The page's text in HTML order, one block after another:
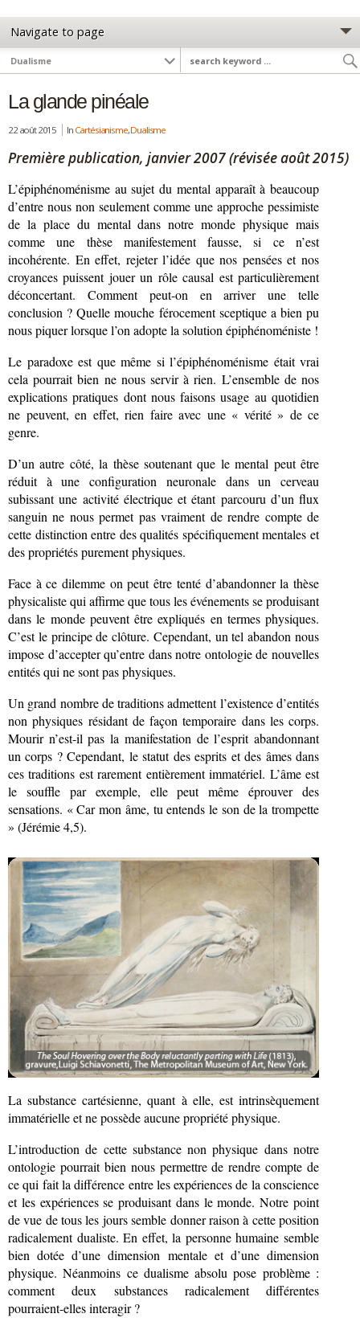
La glande pinéale
22 août 2015 In Cartésianisme,Dualisme
Première publication, janvier 2007 (révisée août 2015)
L’épiphénoménisme au sujet du mental apparaît à beaucoup
d’entre nous non seulement comme une approche pessimiste
de la place du mental dans notre monde physique mais
comme une thèse manifestement fausse, si ce n’est
incohérente. En effet, rejeter l’idée que nos pensées et nos
croyances puissent jouer un rôle causal est particulièrement
déconcertant. Comment peut-on en arriver une telle
conclusion ? Quelle mouche férocement sceptique a bien pu
nous piquer lorsque l’on adopte la solution épiphénoméniste !
Le paradoxe est que même si l’épiphénoménisme était vrai
cela pourrait bien ne nous servir à rien. L’ensemble de nos
explications pratiques dont nous faisons usage au quotidien
ne peuvent, en effet, rien faire avec une « vérité » de ce
genre.
D’un autre côté, la thèse soutenant que le mental peut être
réduit à une configuration neuronale dans un cerveau
subissant une activité électrique et étant parcouru d’un flux
sanguin ne nous permet pas vraiment de rendre compte de
cette distinction entre des qualités spécifiquement mentales et
des propriétés purement physiques.
Face à ce dilemme on peut être tenté d’abandonner la thèse
physicaliste qui affirme que tous les événements se produisant
dans le monde peuvent être expliqués en termes physiques.
C’est le principe de clôture. Cependant, un tel abandon nous
impose d’accepter qu’entre dans notre ontologie de nouvelles
entités qui ne sont pas physiques.
Un grand nombre de traditions admettent l’existence d’entités
non physiques résidant de façon temporaire dans les corps.
Mourir n’est-il pas la manifestation de l’esprit abandonnant
un corps ? Cependant, le statut des esprits et des âmes dans
ces traditions est rarement entièrement immatériel. L’âme est
le souffle par exemple, elle peut même éprouver des
sensations. « Car mon âme, tu entends le son de la trompette
» (Jérémie 4,5).
La substance cartésienne, quant à elle, est intrinsèquement
immatérielle et ne possède aucune propriété physique.
L’introduction de cette substance non physique dans notre
ontologie pourrait bien nous permettre de rendre compte de
ce qui fait la différence entre les expériences de la conscience
et les expériences se produisant dans le monde. Notre point
de vue de tous les jours semble donner raison à cette position
radicalement dualiste. En effet, la personne humaine semble
bien dotée d’une dimension mentale et d’une dimension
physique. Néanmoins ce dualisme absolu pose problème :
comment deux substances radicalement différentes
pourraient-elles interagir ?